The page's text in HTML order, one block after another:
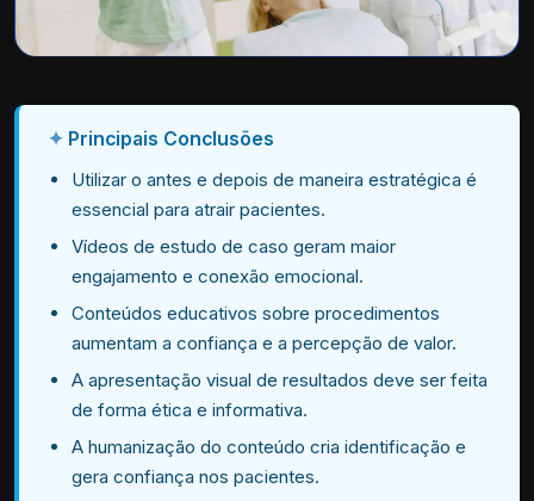
Principais Conclusões
Utilizar o antes e depois de maneira estratégica é
essencial para atrair pacientes.
Vídeos de estudo de caso geram maior
engajamento e conexão emocional.
Conteúdos educativos sobre procedimentos
aumentam a confiança e a percepção de valor.
A apresentação visual de resultados deve ser feita
de forma ética e informativa.
A humanização do conteúdo cria identificação e
gera confiança nos pacientes.